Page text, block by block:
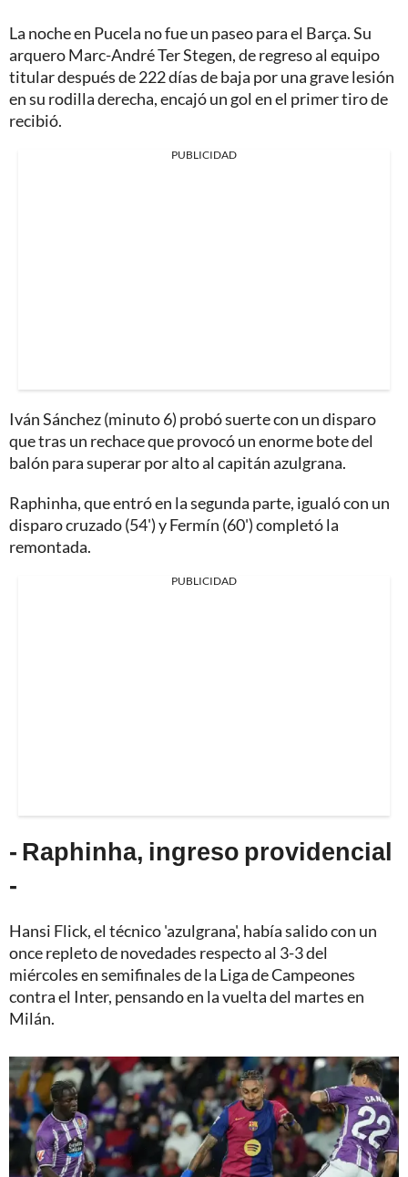
La noche en Pucela no fue un paseo para el Barça. Su
arquero Marc-André Ter Stegen, de regreso al equipo
titular después de 222 días de baja por una grave lesión
en su rodilla derecha, encajó un gol en el primer tiro de
recibió.
PUBLICIDAD
Iván Sánchez (minuto 6) probó suerte con un disparo
que tras un rechace que provocó un enorme bote del
balón para superar por alto al capitán azulgrana.
Raphinha, que entró en la segunda parte, igualó con un
disparo cruzado (54') y Fermín (60') completó la
remontada.
PUBLICIDAD
- Raphinha, ingreso providencial
-
Hansi Flick, el técnico 'azulgrana', había salido con un
once repleto de novedades respecto al 3-3 del
miércoles en semifinales de la Liga de Campeones
contra el Inter, pensando en la vuelta del martes en
Milán.